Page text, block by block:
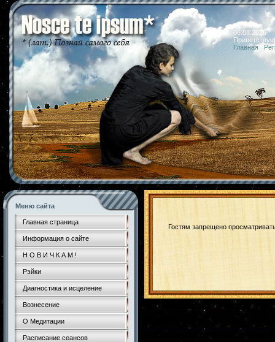
06.08.2026
Главная
Меню сайта
Главная страница
Информация о сайте
Н О В И Ч К А М !
Рэйки
Диагностика и исцеление
Вознесение
О Медитации
Расписание сеансов
Гостям запрещено